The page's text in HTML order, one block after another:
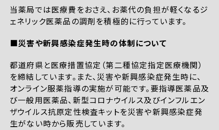
当薬局では医療費をおさえ、お薬代の負担が軽くなるジ
ェネリック医薬品の調剤を積極的に行っています。
■災害や新興感染症発生時の体制について
都道府県と医療措置協定（第二種協定指定医療機関）
を締結しています。また、災害や新興感染症発生時に、
オンライン服薬指導の実施が可能です。要指導医薬品及
び一般用医薬品、新型コロナウイルス及びインフルエン
ザウイルス抗原定性検査キットを災害や新興感染症発
生がない時から販売しています。